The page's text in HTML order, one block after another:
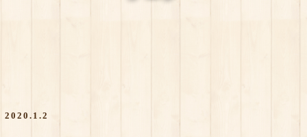
2020.1.2